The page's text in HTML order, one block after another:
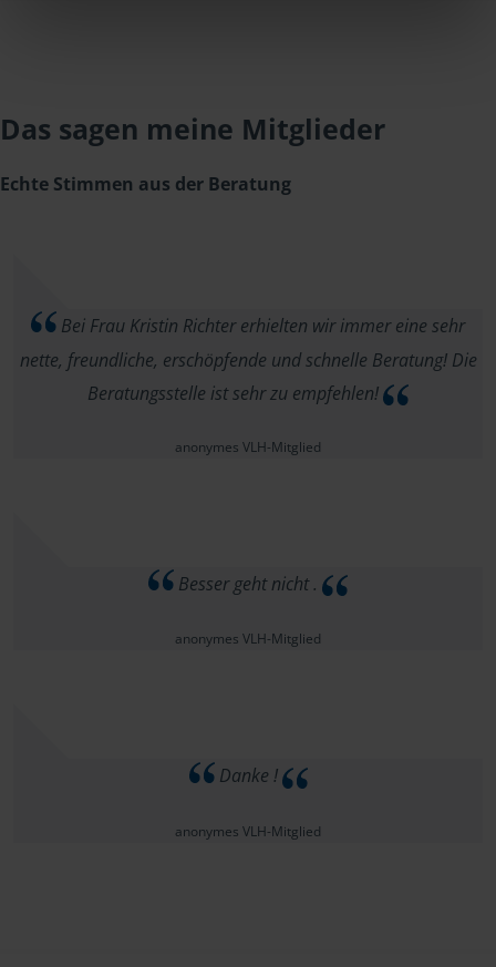
Das sagen meine Mitglieder
Echte Stimmen aus der Beratung
Bei Frau Kristin Richter erhielten wir immer eine sehr
nette, freundliche, erschöpfende und schnelle Beratung! Die
Beratungsstelle ist sehr zu empfehlen!
anonymes VLH-Mitglied
Besser geht nicht .
anonymes VLH-Mitglied
Danke !
anonymes VLH-Mitglied